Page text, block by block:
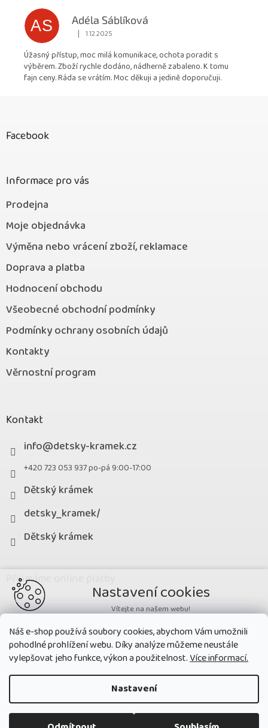
Náš e-shop používá soubory cookies, abychom Vám umožnili
pohodlné prohlížení webu. Díky analýze můžeme neustále
vylepšovat jeho funkce, výkon a použitelnost.Více informací.
Nastavení
AS
Adéla Sáblíková
Hodnocení obchodu je 5 z 5 hvězdiček.
| 1.12.2025
Úžasný přístup, moc milá komunikace, ochota poradit s
výběrem. Zboží rychle dodáno, nádherně zabaleno. K tomu
fajn ceny. Ráda se vrátím. Moc děkuji a jedině doporučuji.
Facebook
Informace pro vás
Prodejna
Moje objednávka
Výměna nebo vrácení zboží, reklamace
Doprava a platba
Hodnocení obchodu
Všeobecné obchodní podmínky
Podmínky ochrany osobních údajů
Kontakty
Věrnostní program
Kontakt
info@detsky-kramek.cz
+420 723 053 937 po-pá 9:00-17:00
Dětský krámek
detsky_kramek/
Dětský krámek
Přijímáme online platby
Copyright 2026Dětský krámek. Všechna práva vyhrazena.Upravit
Nastavení cookies
Vítejte na našem webu!
Potřebujeme nastavit cookies a související technologie, aby
zobrazovaný obsah odpovídal vašim potřebám a vy na webu nalezli
přesně to, co potřebujete. Soubory cookies používané na našem webu
nikdy neslouží ke zjišťování totožnosti uživatelů stránek.
Přijmout všechny cookies
Nastavit